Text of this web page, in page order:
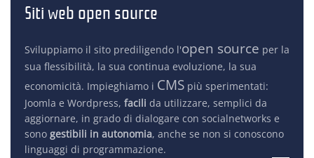
Siti web open source
Sviluppiamo il sito prediligendo l'open source per la
sua flessibilità, la sua continua evoluzione, la sua
economicità. Impieghiamo i CMS più sperimentati:
Joomla e Wordpress, facili da utilizzare, semplici da
aggiornare, in grado di dialogare con socialnetworks e
sono gestibili in autonomia, anche se non si conoscono
linguaggi di programmazione.